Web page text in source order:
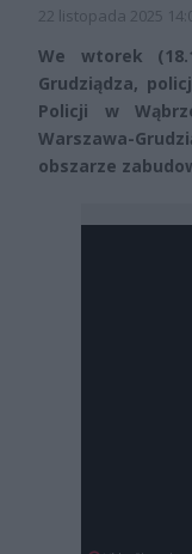
22 listopada 2025
We wtorek
Grudziądza,
Policji w
Warszawa-
obszarze